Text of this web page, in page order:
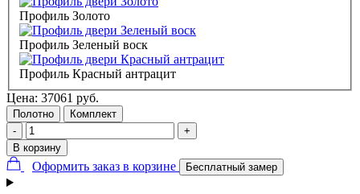
Профиль Золото
Профиль Зеленый воск
Профиль Красный антрацит
Цена: 37061 руб.
Полотно
Комплект
-
+
В корзину
Оформить заказ в корзине Бесплатный замер